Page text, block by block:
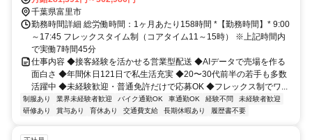
千葉県富里市
勤務時間詳細 総労働時間：1ヶ月あたり158時間 *【勤務時間】* 9:00
～17:45 フレックスタイム制（コアタイム11～15時） ※上記時間内
で実働7時間45分
仕事内容 ◆接客経験を活かせる営業型配送 ◆AIデータで売場を作る
面白さ ◆年間休日121日で私生活充実 ◆20〜30代前半の若手も多数
活躍中 ◆未経験歓迎・普通免許だけで応募OK ◆フレックス制でワ...
制服あり 業界未経験者歓迎 バイク通勤OK 車通勤OK 経験不問
未経験者歓迎
研修あり
賞与あり 育休あり 交通費支給 長期休暇あり 履歴書不要